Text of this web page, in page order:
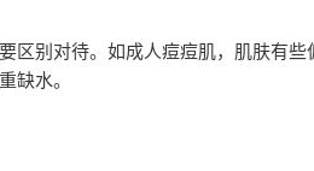
区别对待。如成人痘痘肌，肌肤有些
缺水。